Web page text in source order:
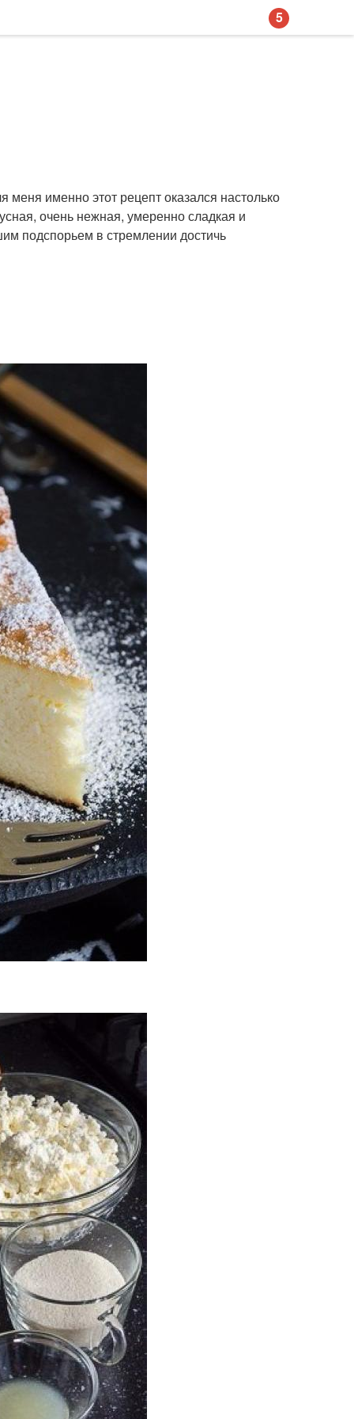
именно этот рецепт оказался настолько
очень нежная, умеренно сладкая и
подспорьем в стремлении достичь
5